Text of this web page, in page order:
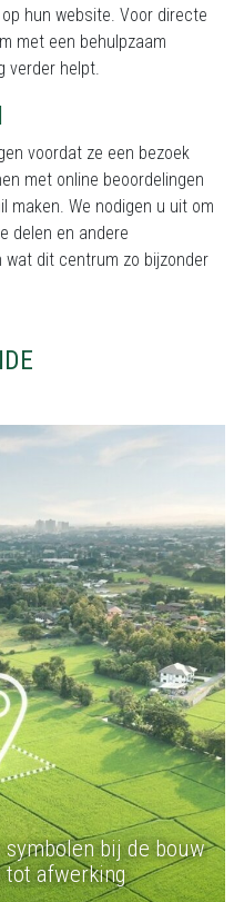
hun website. Voor directe
met een behulpzaam
verder helpt.
voordat ze een bezoek
met online beoordelingen
maken. We nodigen u uit om
delen en andere
dit centrum zo bijzonder
bij de bouw
tot afwerking